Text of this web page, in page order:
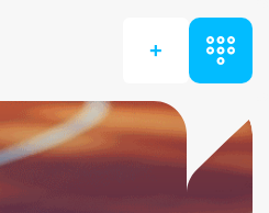
+